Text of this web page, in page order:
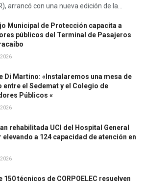
arrancó con una nueva edición de la...
Municipal de Protección capacita a
públicos del Terminal de Pasajeros
Di Martino: «Instalaremos una mesa de
entre el Sedemat y el Colegio de
Públicos «
rehabilitada UCI del Hospital General
elevando a 124 capacidad de atención en
150 técnicos de CORPOELEC resuelven